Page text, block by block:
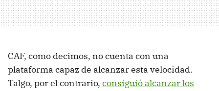
CAF, como decimos, no cuenta con una
plataforma capaz de alcanzar esta velocidad.
Talgo, por el contrario, consiguió alcanzar los